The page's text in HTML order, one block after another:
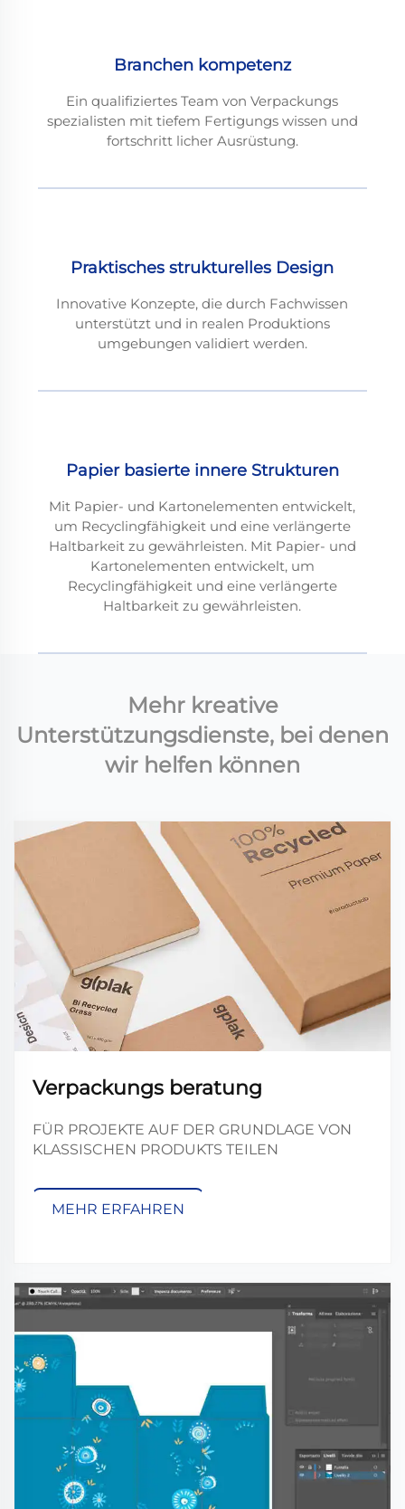
Branchen kompetenz
Ein qualifiziertes Team von Verpackungs
spezialisten mit tiefem Fertigungs wissen und
fortschritt licher Ausrüstung.
Praktisches strukturelles Design
Innovative Konzepte, die durch Fachwissen
unterstützt und in realen Produktions
umgebungen validiert werden.
Papier basierte innere Strukturen
Mit Papier- und Kartonelementen entwickelt,
um Recyclingfähigkeit und eine verlängerte
Haltbarkeit zu gewährleisten. Mit Papier- und
Kartonelementen entwickelt, um
Recyclingfähigkeit und eine verlängerte
Haltbarkeit zu gewährleisten.
Mehr kreative
Unterstützungsdienste, bei denen
wir helfen können
Verpackungs beratung
FÜR PROJEKTE AUF DER GRUNDLAGE VON
KLASSISCHEN PRODUKTS TEILEN
MEHR ERFAHREN